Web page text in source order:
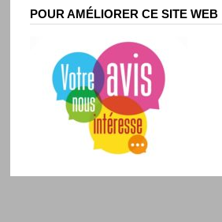
POUR AMÉLIORER CE SITE WEB